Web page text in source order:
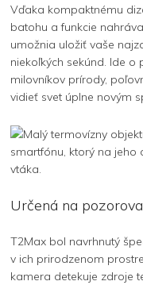
Vďaka kompaktnému
batohu a funkcie
umožnia uložiť vaše
niekoľkých sekúnd. Ide o
milovníkov prírody,
vidieť svet úplne novým
Určená na
T2Max bol navrhnutý
v ich prirodzenom
kamera detekuje zdroje